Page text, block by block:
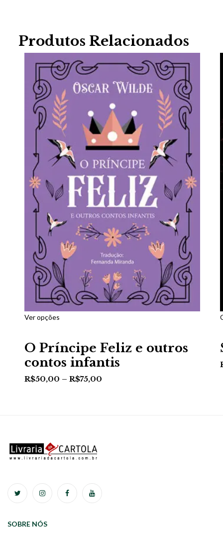
Produtos Relacionados
Ver opções
O Príncipe Feliz e outros
contos infantis
R$50,00 – R$75,00
SOBRE NÓS